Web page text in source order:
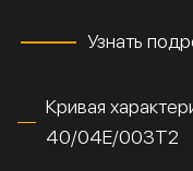
Узнать
Кривая
40/04Е/003Т2